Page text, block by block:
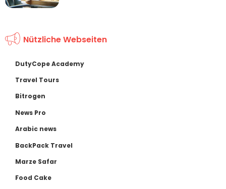
Nützliche Webseiten
DutyCope Academy
Travel Tours
Bitrogen
News Pro
Arabic news
BackPack Travel
Marze Safar
Food Cake